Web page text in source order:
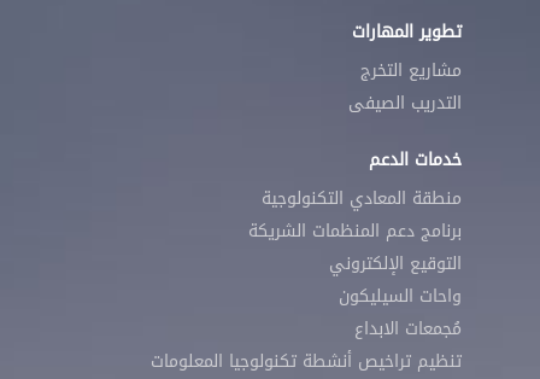
تطوير المهارات
مشاريع التخرج
التدريب الصيفى
خدمات الدعم
منطقة المعادي التكنولوجية
برنامج دعم المنظمات الشريكة
التوقيع الإلكتروني
واحات السيليكون
مُجمعات الابداع
تنظيم تراخيص أنشطة تكنولوجيا المعلومات